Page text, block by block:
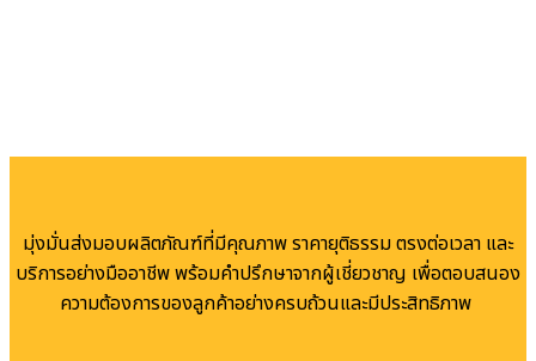
มุ่งมั่นส่งมอบผลิตภัณฑ์ที่มีคุณภาพ ราคายุติธรรม ตรงต่อเวลา และ
บริการอย่างมืออาชีพ พร้อมคำปรึกษาจากผู้เชี่ยวชาญ เพื่อตอบสนอง
ความต้องการของลูกค้าอย่างครบถ้วนและมีประสิทธิภาพ